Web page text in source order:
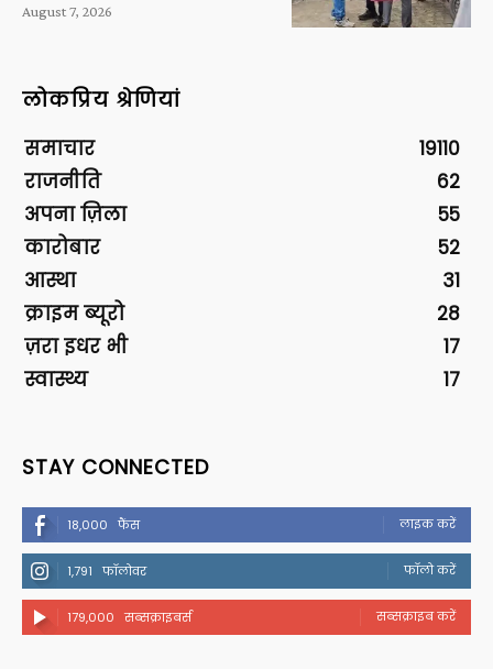
August 7, 2026
लोकप्रिय श्रेणियां
समाचार
19110
राजनीति
62
अपना ज़िला
55
कारोबार
52
आस्था
31
क्राइम ब्यूरो
28
ज़रा इधर भी
17
स्वास्थ्य
17
STAY CONNECTED
18,000 फैंस लाइक करें
1,791 फॉलोवर फॉलो करें
179,000 सब्सक्राइबर्स सब्सक्राइब करें